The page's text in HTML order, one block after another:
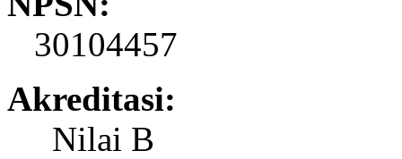
30104457
Akreditasi:
Nilai B